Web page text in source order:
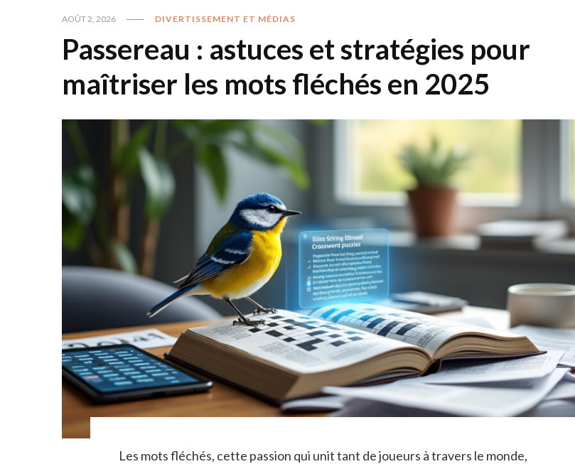
AOÛT 2, 2026 DIVERTISSEMENT ET MÉDIAS
Passereau : astuces et stratégies pour
maîtriser les mots fléchés en 2025
Les mots fléchés, cette passion qui unit tant de joueurs à travers le monde,